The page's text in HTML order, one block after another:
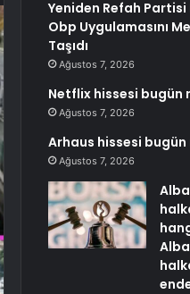
Yeniden Refah
Obp Uygulamasını
Taşıdı
Ağustos 7, 2026
Netflix hissesi bugün
Ağustos 7, 2026
Arhaus hissesi
Ağustos 7, 2026